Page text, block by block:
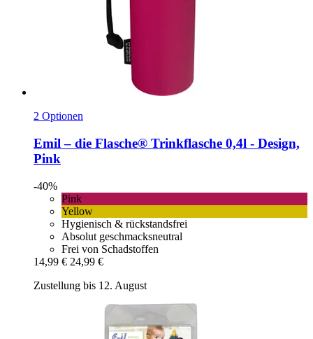
2 Optionen
Emil – die Flasche® Trinkflasche 0,4l -​ Design,
Pink
-40%
Pink
Yellow
Hygienisch & rückstandsfrei
Absolut geschmacksneutral
Frei von Schadstoffen
14,99 € 24,99 €
Zustellung bis 12. August